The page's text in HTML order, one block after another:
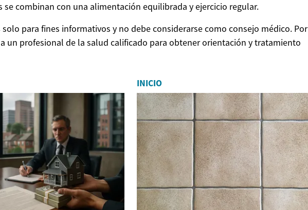
se combinan con una alimentación equilibrada y ejercicio regular.
solo para fines informativos y no debe considerarse como consejo médico. Por
un profesional de la salud calificado para obtener orientación y tratamiento
INICIO